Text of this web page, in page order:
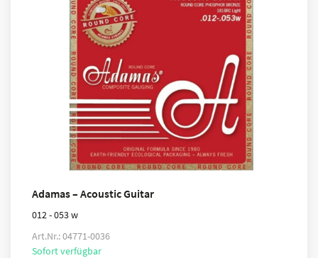
Adamas – Acoustic Guitar
012 - 053 w
Art.Nr.: 04771-0036
Sofort verfügbar